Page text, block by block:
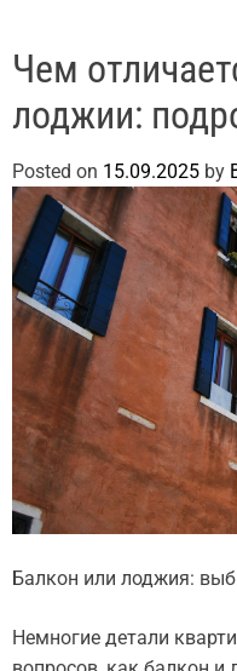
Чем
лоджии:
Posted on 15.09.2025 by
Балкон или лоджия:
Немногие детали